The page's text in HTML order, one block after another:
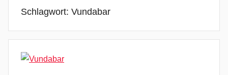
Schlagwort: Vundabar